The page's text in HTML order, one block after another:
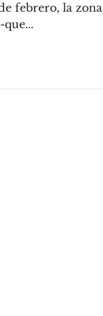
febrero, la zona